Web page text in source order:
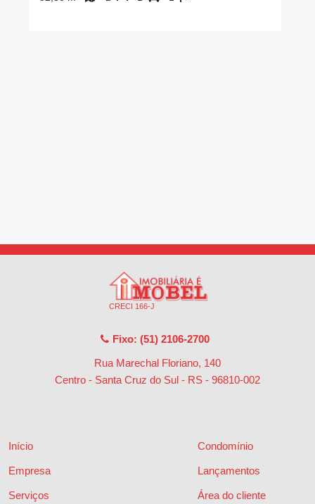
CRECI 166-J
Fixo: (51) 2106-2700
Rua Marechal Floriano, 140
Centro - Santa Cruz do Sul - RS - 96810-002
Início
Empresa
Serviços
Condomínio
Lançamentos
Área do cliente